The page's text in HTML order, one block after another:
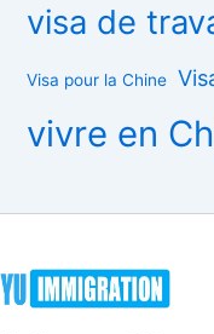
visa de
Visa pour la Chine
vivre en